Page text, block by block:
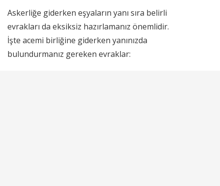
Askerliğe giderken eşyaların yanı sıra belirli
evrakları da eksiksiz hazırlamanız önemlidir.
İşte acemi birliğine giderken yanınızda
bulundurmanız gereken evraklar: